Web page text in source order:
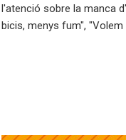
l'atenció sobre la manca
bicis, menys fum",